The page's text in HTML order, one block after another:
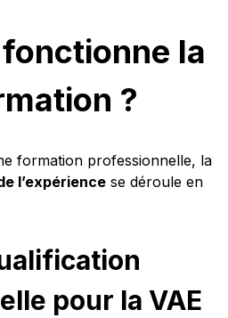
la
?
formation professionnelle, la
l’expérience se déroule en
pour la VAE